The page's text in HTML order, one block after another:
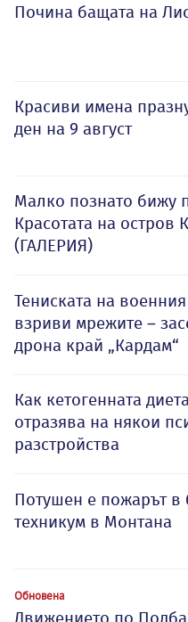
Почина бащата на
Красиви имена
ден на 9 август
Малко познато бижу
Красотата на остров
(ГАЛЕРИЯ)
Тениската на
взриви мрежите –
дрона край „Кардам“
Как кетогенната
отразява на някои
разстройства
Потушен е пожарът в
техникум в Монтана
Обновена
Движението по